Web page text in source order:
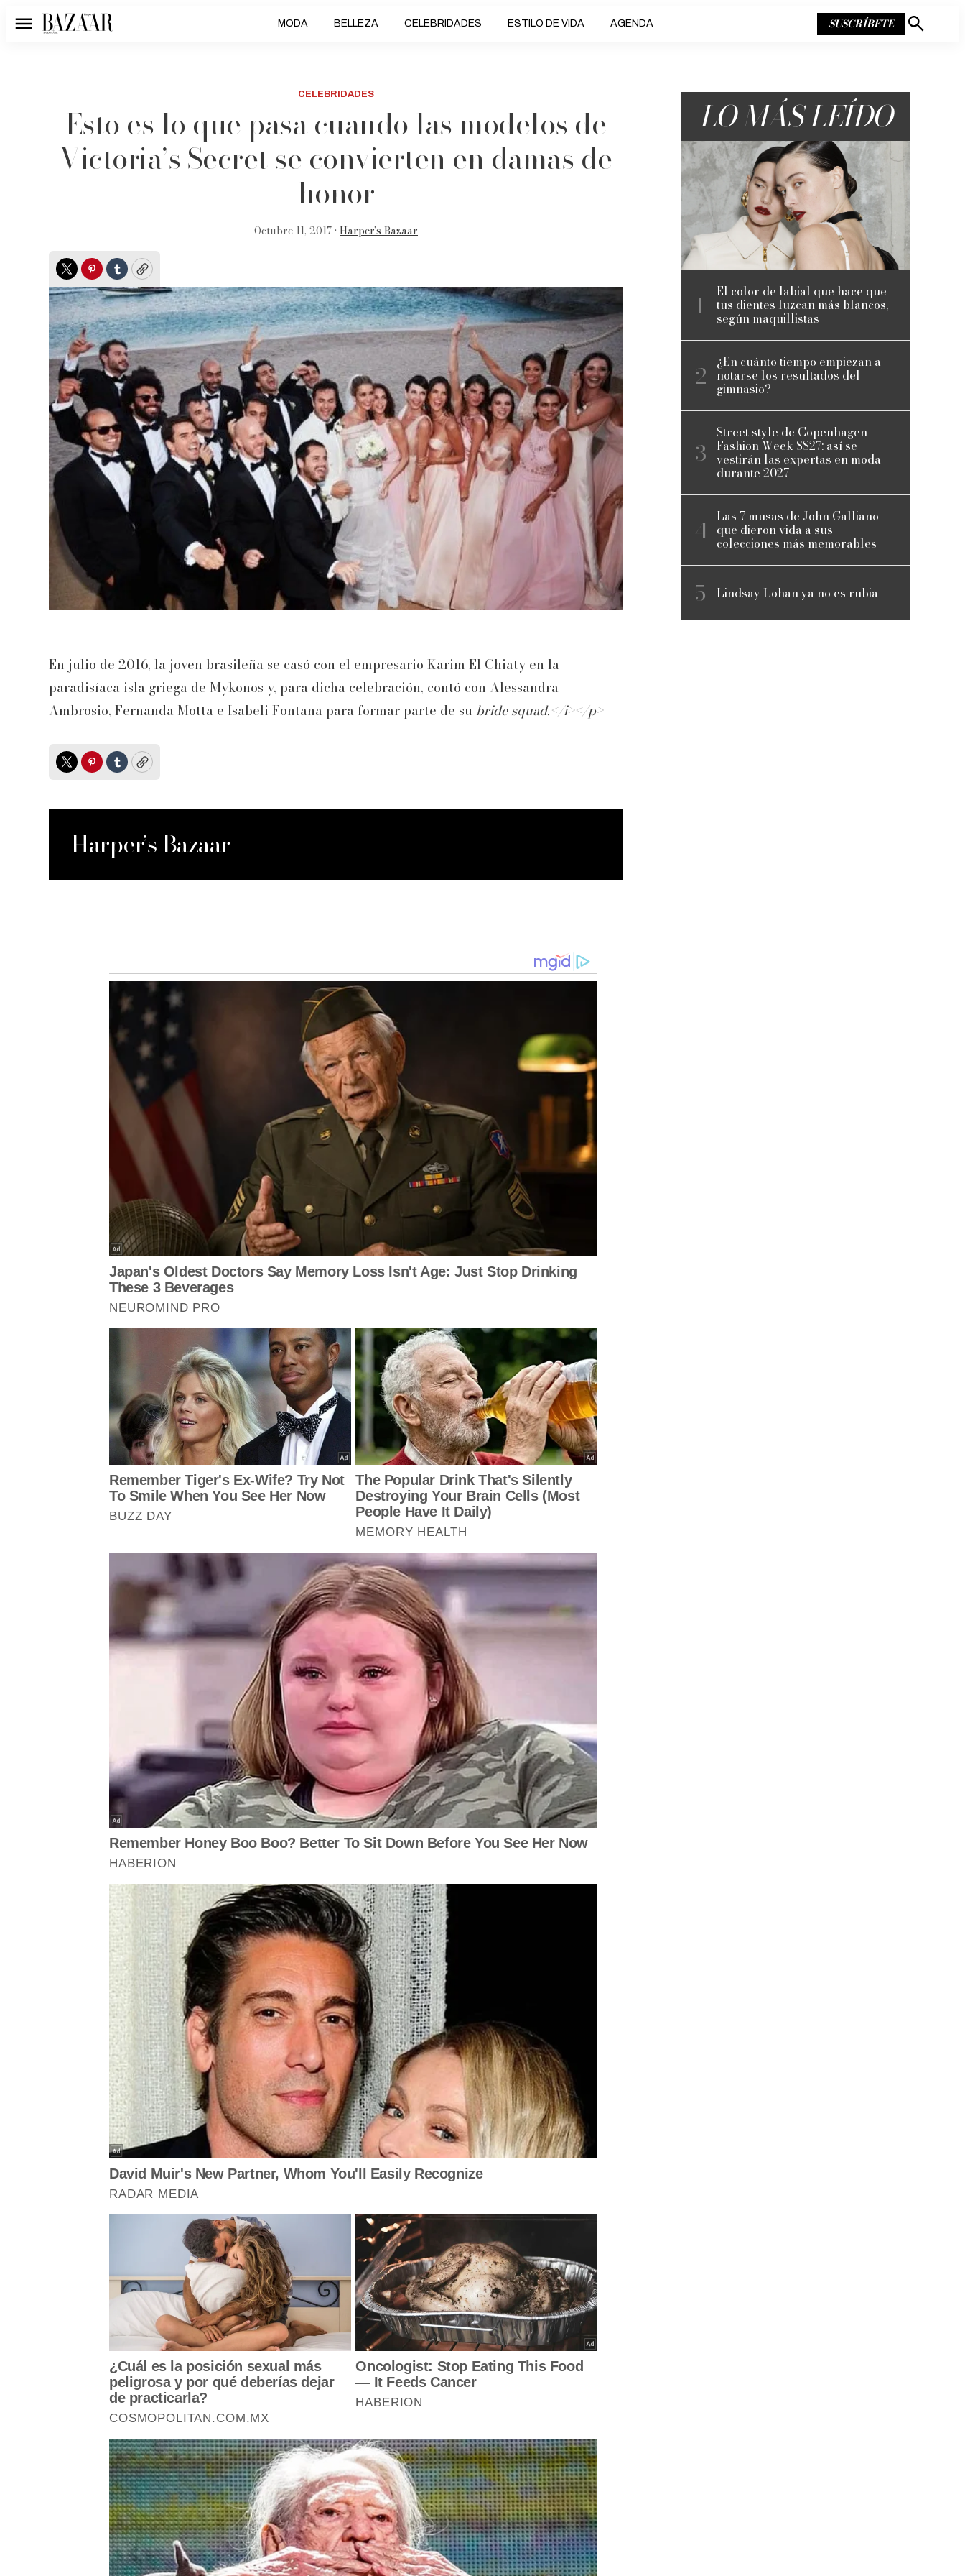
Menú MODA BELLEZA CELEBRIDADES ESTILO DE VIDA AGENDA SUSCRÍBETE
Mostrar
CELEBRIDADES
Esto es lo que pasa cuando las modelos de
Victoria’s Secret se convierten en damas de
honor
Octubre 11, 2017 • Harper’s Bazaar
TwitterPinterest
TumblrCopy
En julio de 2016, la joven brasileña se casó con el empresario Karim El Chiaty en la
paradisíaca isla griega de Mykonos y, para dicha celebración, contó con Alessandra
Ambrosio, Fernanda Motta e Isabeli Fontana para formar parte de su bride squad.</i></p>
TwitterPinterest
TumblrCopy
Harper’s Bazaar
LO MÁS LEÍDO
El color de labial que hace que
tus dientes luzcan más blancos,
según maquillistas
¿En cuánto tiempo empiezan a
notarse los resultados del
gimnasio?
Street style de Copenhagen
Fashion Week SS27: así se
vestirán las expertas en moda
durante 2027
Las 7 musas de John Galliano
que dieron vida a sus
colecciones más memorables
Lindsay Lohan ya no es rubia